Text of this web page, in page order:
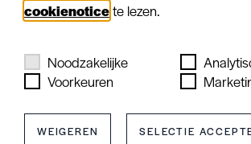
cookienoticete lezen.
Noodzakelijke
Voorkeuren
WEIGEREN SELECTIE